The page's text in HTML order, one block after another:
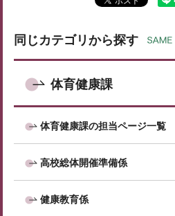
同じカテゴリから探す
体育健康課
体育健康課の担当ページ一覧
高校総体開催準備係
健康教育係